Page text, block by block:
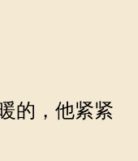
的，他紧紧